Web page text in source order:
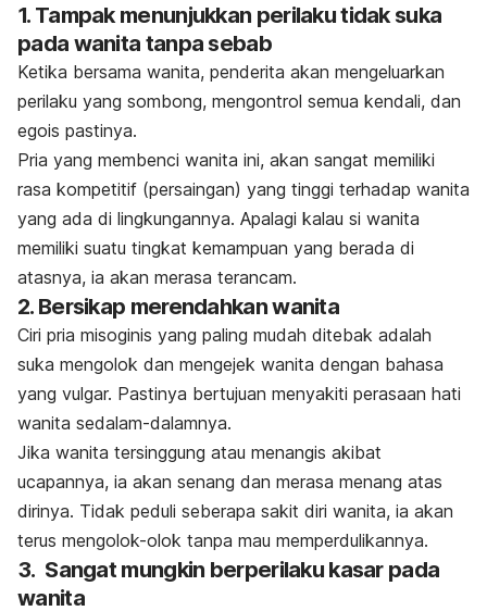
1. Tampak menunjukkan perilaku tidak suka
pada wanita tanpa sebab
Ketika bersama wanita, penderita akan mengeluarkan
perilaku yang sombong, mengontrol semua kendali, dan
egois pastinya.
Pria yang membenci wanita ini, akan sangat memiliki
rasa kompetitif (persaingan) yang tinggi terhadap wanita
yang ada di lingkungannya. Apalagi kalau si wanita
memiliki suatu tingkat kemampuan yang berada di
atasnya, ia akan merasa terancam.
2. Bersikap merendahkan wanita
Ciri pria misoginis yang paling mudah ditebak adalah
suka mengolok dan mengejek wanita dengan bahasa
yang vulgar. Pastinya bertujuan menyakiti perasaan hati
wanita sedalam-dalamnya.
Jika wanita tersinggung atau menangis akibat
ucapannya, ia akan senang dan merasa menang atas
dirinya. Tidak peduli seberapa sakit diri wanita, ia akan
terus mengolok-olok tanpa mau memperdulikannya.
3. Sangat mungkin berperilaku kasar pada
wanita